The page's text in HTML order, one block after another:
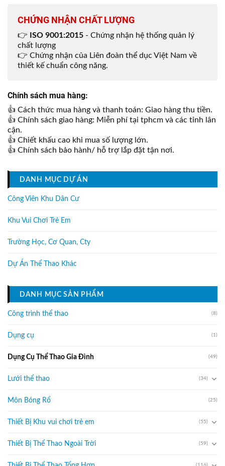
CHỨNG NHẬN CHẤT LƯỢNG
👉 ISO 9001:2015 - Chứng nhận hệ thống quản lý
chất lượng
👉 Chứng nhận của Liên đoàn thể dục Việt Nam về
thiết kế chuẩn công năng.
Chính sách mua hàng:
👍 Cách thức mua hàng và thanh toán: Giao hàng thu tiền.
👍 Chính sách giao hàng: Miễn phí tại tphcm và các tỉnh lân
cận.
👍 Chiết khấu cao khi mua số lượng lớn.
👍 Chính sách bảo hành/ hỗ trợ lắp đặt tận nơi.
DANH MỤC DỰ ÁN
Công Viên Khu Dân Cư
Khu Vui Chơi Trẻ Em
Trường Học, Cơ Quan, Cty
Dự Án Thể Thao Khác
DANH MỤC SẢN PHẨM
Công trình thể thao (8)
Dụng cụ (1)
Dụng Cụ Thể Thao Gia Đình (49)
Lưới thể thao (34)
Môn Bóng Rổ (25)
Thiết Bị Khu vui chơi trẻ em (55)
Thiết Bị Thể Thao Ngoài Trời (59)